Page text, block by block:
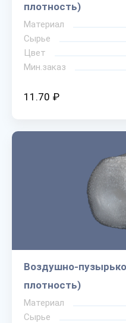
плотность)
Материал
Сырье
Цвет
Мин.заказ
11.70 ₽
Воздушно-
плотность)
Материал
Сырье